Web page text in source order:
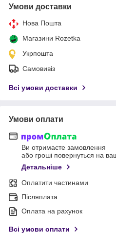
Умови доставки
Нова Пошта
Магазини Rozetka
Укрпошта
Самовивіз
Всі умови доставки
Умови оплати
Ви отримаєте замовлення
або гроші повернуться на
Детальніше
Оплатити частинами
Післяплата
Оплата на рахунок
Всі умови оплати